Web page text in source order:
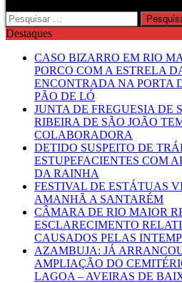
Pesquisar
por:
Destaques
CASO BIZARRO EM RIO
PORCO COM A ESTRELA
ENCONTRADA NA PORTA
PÃO DE LÓ
JUNTA DE FREGUESIA DE
RIBEIRA DE SÃO JOÃO
COLABORADORA
DETIDO SUSPEITO DE
ESTUPEFACIENTES COM
DA RAINHA
FESTIVAL DE ESTÁTUAS
AMANHÃ A SANTARÉM
CÂMARA DE RIO MAIOR
ESCLARECIMENTO
CAUSADOS PELAS
AZAMBUJA: JÁ
AMPLIAÇÃO DO
LAGOA – AVEIRAS DE